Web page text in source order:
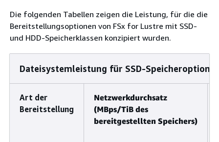
Die folgenden Tabellen zeigen die Leistung, für die die
Bereitstellungsoptionen von FSx for Lustre mit SSD-
und HDD-Speicherklassen konzipiert wurden.
Dateisystemleistung für SSD-
Art der
Bereitstellung
Netzwerkdurchsatz
(MBps/TiB des
bereitgestellten Speichers)